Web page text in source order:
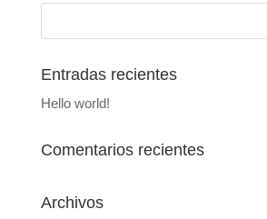
Entradas recientes
Hello world!
Comentarios recientes
Archivos